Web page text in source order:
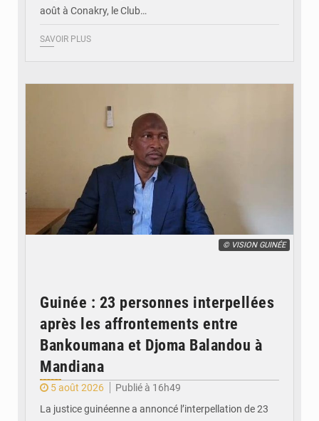
août à Conakry, le Club…
SAVOIR PLUS
© VISION GUINÉE
Guinée : 23 personnes interpellées
après les affrontements entre
Bankoumana et Djoma Balandou à
Mandiana
5 août 2026
Publié à 16h49
La justice guinéenne a annoncé l’interpellation de 23